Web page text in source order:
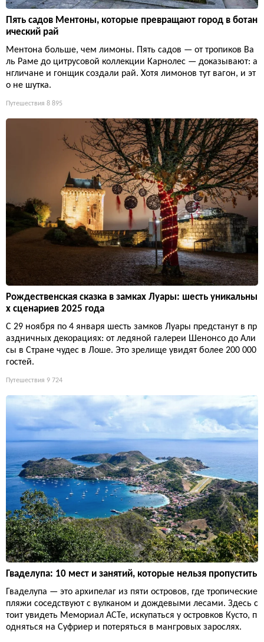
Пять садов Ментоны, которые превращают город в ботан
ический рай
Ментона больше, чем лимоны. Пять садов — от тропиков Ва
ль Раме до цитрусовой коллекции Карнолес — доказывают: а
нгличане и гонщик создали рай. Хотя лимонов тут вагон, и эт
о не шутка.
Путешествия 8 895
Рождественская сказка в замках Луары: шесть уникальны
х сценариев 2025 года
С 29 ноября по 4 января шесть замков Луары предстанут в пр
аздничных декорациях: от ледяной галереи Шенонсо до Али
сы в Стране чудес в Лоше. Это зрелище увидят более 200 000
гостей.
Путешествия 9 724
Гваделупа: 10 мест и занятий, которые нельзя пропустить
Гваделупа — это архипелаг из пяти островов, где тропические
пляжи соседствуют с вулканом и дождевыми лесами. Здесь с
тоит увидеть Мемориал ACTe, искупаться у островков Кусто, п
одняться на Суфриер и потеряться в мангровых зарослях.